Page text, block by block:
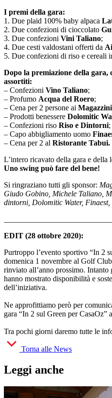
I premi della gara:
1. Due plaid 100% baby alpaca
2. Due confezioni di cioccolato
3. Due confezioni Vini Taliano;
4. Due cesti valdostani offerti da
5. Due confezioni di riso e cereali
Dopo la premiazione della gara,
assortiti:
– Confezioni Vino Taliano;
– Profumo Acqua del Roero;
– Cena per 2 persone ai
– Prodotti benessere Dolomitic
– Confezioni riso Riso e Dintorni;
– Capo abbigliamento uomo
– Cena per 2 al Ristorante Tabui.
L’intero ricavato della gara e della
Uno swing può fare del bene!
Si ringraziano tutti gli sponsor:
Giudo Gobino, Michele Taliano,
dintorni, Dolomitic Water,
EDIT (28 ottobre 2020):
Purtroppo l’evento sportivo “In 2
domenica 1 novembre al Golf
rinviato all’anno prossimo. Intanto
hanno mostrato disponibilità e
dell’iniziativa.
Ne approfittiamo però per
gara “In 2 sul Green per
Tra pochi giorni daremo tutte le
Torna alle News
Leggi anche